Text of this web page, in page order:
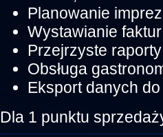
Planowanie
Wystawianie
Przejrzyste
Obsługa
Eksport danych
Dla 1 punktu